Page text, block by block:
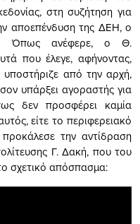
στη συζήτηση για
αποεπένδυση της ΔΕΗ, ο
Όπως ανέφερε, ο Θ.
που έλεγε, αφήνοντας,
από την αρχή,
υπάρξει αγοραστής για
δεν προσφέρει καμία
είτε το περιφερειακό
την αντίδραση
Γ. Δακή, που του
σχετικό απόσπασμα: